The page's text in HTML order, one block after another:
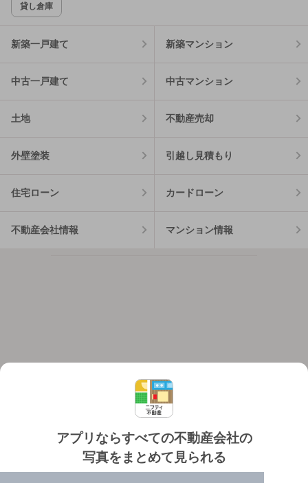
アプリならすべての不動産会社の
写真をまとめて見られる
貸し倉庫
新築一戸建て 新築マンション
中古一戸建て 中古マンション
土地 不動産売却
外壁塗装 引越し見積もり
住宅ローン カードローン
不動産会社情報 マンション情報
個人情報保護ポリシー 利用規約